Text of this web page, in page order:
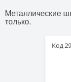
Металлические
только.
Код